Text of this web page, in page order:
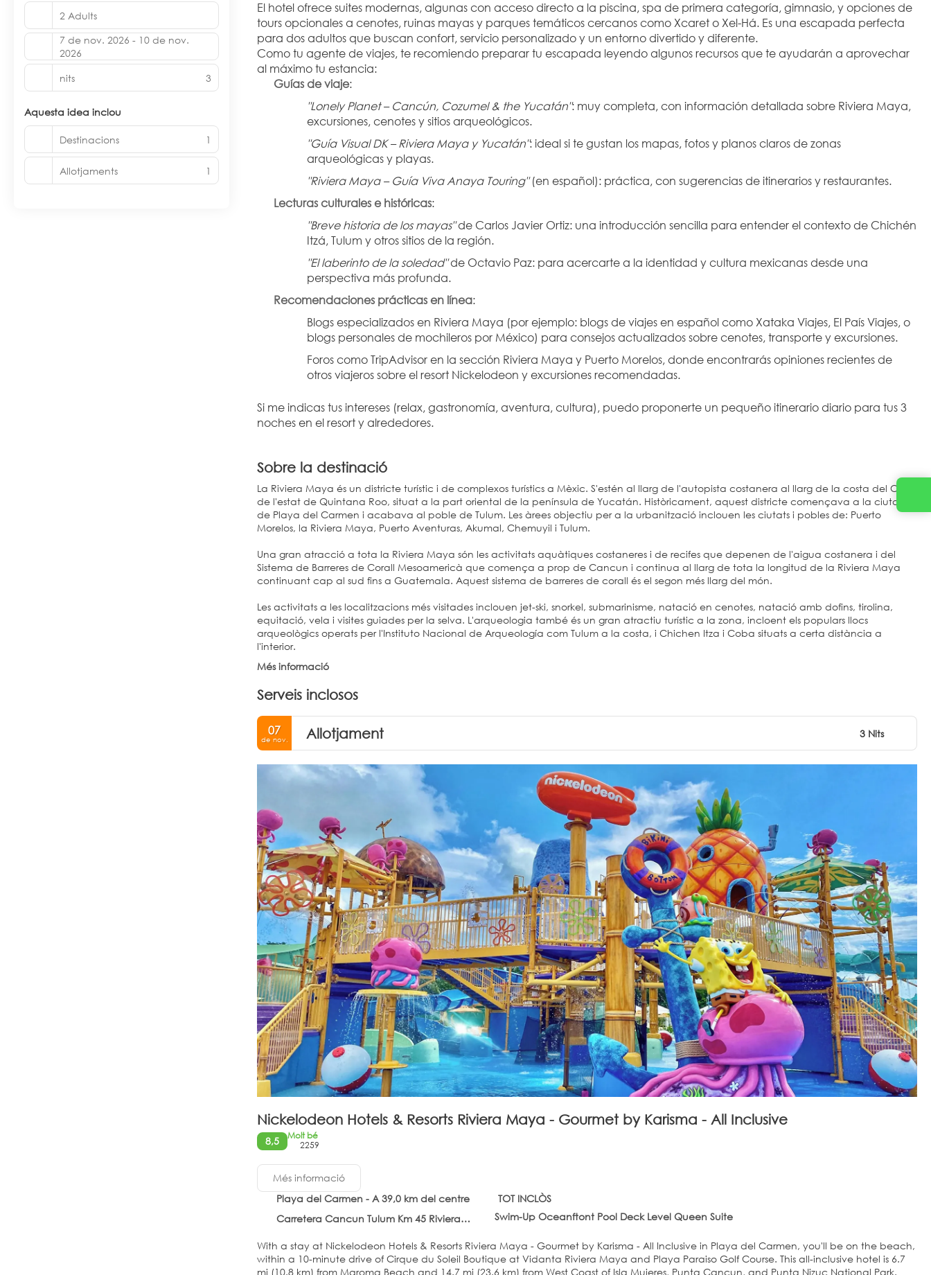
El hotel ofrece suites modernas, algunas con acceso directo a la piscina, spa de primera categoría, gimnasio, y opciones de
tours opcionales a cenotes, ruinas mayas y parques temáticos cercanos como Xcaret o Xel-Há. Es una escapada perfecta
para dos adultos que buscan confort, servicio personalizado y un entorno divertido y diferente.
Como tu agente de viajes, te recomiendo preparar tu escapada leyendo algunos recursos que te ayudarán a aprovechar
al máximo tu estancia:
Guías de viaje:
"Lonely Planet – Cancún, Cozumel & the Yucatán": muy completa, con información detallada sobre Riviera Maya,
excursiones, cenotes y sitios arqueológicos.
"Guía Visual DK – Riviera Maya y Yucatán": ideal si te gustan los mapas, fotos y planos claros de zonas
arqueológicas y playas.
"Riviera Maya – Guía Viva Anaya Touring" (en español): práctica, con sugerencias de itinerarios y restaurantes.
Lecturas culturales e históricas:
"Breve historia de los mayas" de Carlos Javier Ortiz: una introducción sencilla para entender el contexto de Chichén
Itzá, Tulum y otros sitios de la región.
"El laberinto de la soledad" de Octavio Paz: para acercarte a la identidad y cultura mexicanas desde una
perspectiva más profunda.
Recomendaciones prácticas en línea:
Blogs especializados en Riviera Maya (por ejemplo: blogs de viajes en español como Xataka Viajes, El País Viajes, o
blogs personales de mochileros por México) para consejos actualizados sobre cenotes, transporte y excursiones.
Foros como TripAdvisor en la sección Riviera Maya y Puerto Morelos, donde encontrarás opiniones recientes de
otros viajeros sobre el resort Nickelodeon y excursiones recomendadas.
Si me indicas tus intereses (relax, gastronomía, aventura, cultura), puedo proponerte un pequeño itinerario diario para tus 3
noches en el resort y alrededores.
Sobre la destinació
La Riviera Maya és un districte turístic i de complexos turístics a Mèxic. S'estén al llarg de l'autopista costanera al llarg de la costa del Carib
de l'estat de Quintana Roo, situat a la part oriental de la península de Yucatán. Històricament, aquest districte començava a la ciutat
de Playa del Carmen i acabava al poble de Tulum. Les àrees objectiu per a la urbanització inclouen les ciutats i pobles de: Puerto
Morelos, la Riviera Maya, Puerto Aventuras, Akumal, Chemuyil i Tulum.
Una gran atracció a tota la Riviera Maya són les activitats aquàtiques costaneres i de recifes que depenen de l'aigua costanera i del
Sistema de Barreres de Corall Mesoamericà que comença a prop de Cancun i continua al llarg de tota la longitud de la Riviera Maya
continuant cap al sud fins a Guatemala. Aquest sistema de barreres de corall és el segon més llarg del món.
Les activitats a les localitzacions més visitades inclouen jet-ski, snorkel, submarinisme, natació en cenotes, natació amb dofins, tirolina,
equitació, vela i visites guiades per la selva. L'arqueologia també és un gran atractiu turístic a la zona, incloent els populars llocs
arqueològics operats per l'Instituto Nacional de Arqueología com Tulum a la costa, i Chichen Itza i Coba situats a certa distància a
l'interior.
Més informació
Serveis inclosos
07
de nov. Allotjament 3 Nits
Nickelodeon Hotels & Resorts Riviera Maya - Gourmet by Karisma - All Inclusive
8,5
Molt bé
2259
Playa del Carmen - A 39,0 km del centre
TOT INCLÒS
Carretera Cancun Tulum Km 45 Riviera Maya, Playa del Carmen 77710
Swim-Up Oceanftont Pool Deck Level Queen Suite
With a stay at Nickelodeon Hotels & Resorts Riviera Maya - Gourmet by Karisma - All Inclusive in Playa del Carmen, you'll be on the beach,
within a 10-minute drive of Cirque du Soleil Boutique at Vidanta Riviera Maya and Playa Paraiso Golf Course. This all-inclusive hotel is 6.7
mi (10.8 km) from Maroma Beach and 14.7 mi (23.6 km) from West Coast of Isla Mujeres, Punta Cancun, and Punta Nizuc National Park.
Més informació
2 Adults
7 de nov. 2026 - 10 de nov.
2026
nits 3
Aquesta idea inclou
Destinacions 1
Allotjaments 1